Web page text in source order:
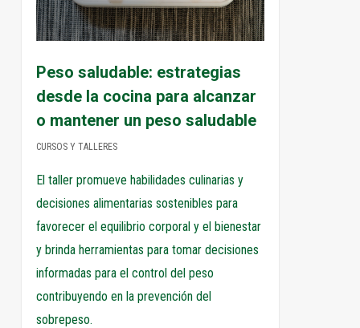
Peso saludable: estrategias
desde la cocina para alcanzar
o mantener un peso saludable
CURSOS Y TALLERES
El taller promueve habilidades culinarias y
decisiones alimentarias sostenibles para
favorecer el equilibrio corporal y el bienestar
y brinda herramientas para tomar decisiones
informadas para el control del peso
contribuyendo en la prevención del
sobrepeso.